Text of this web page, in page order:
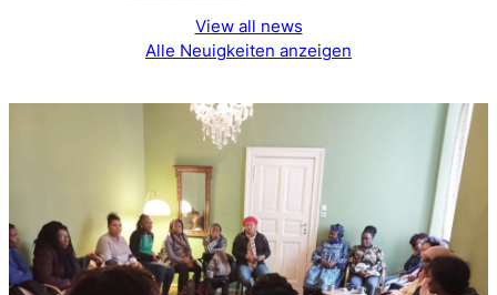
View all news
Alle Neuigkeiten anzeigen